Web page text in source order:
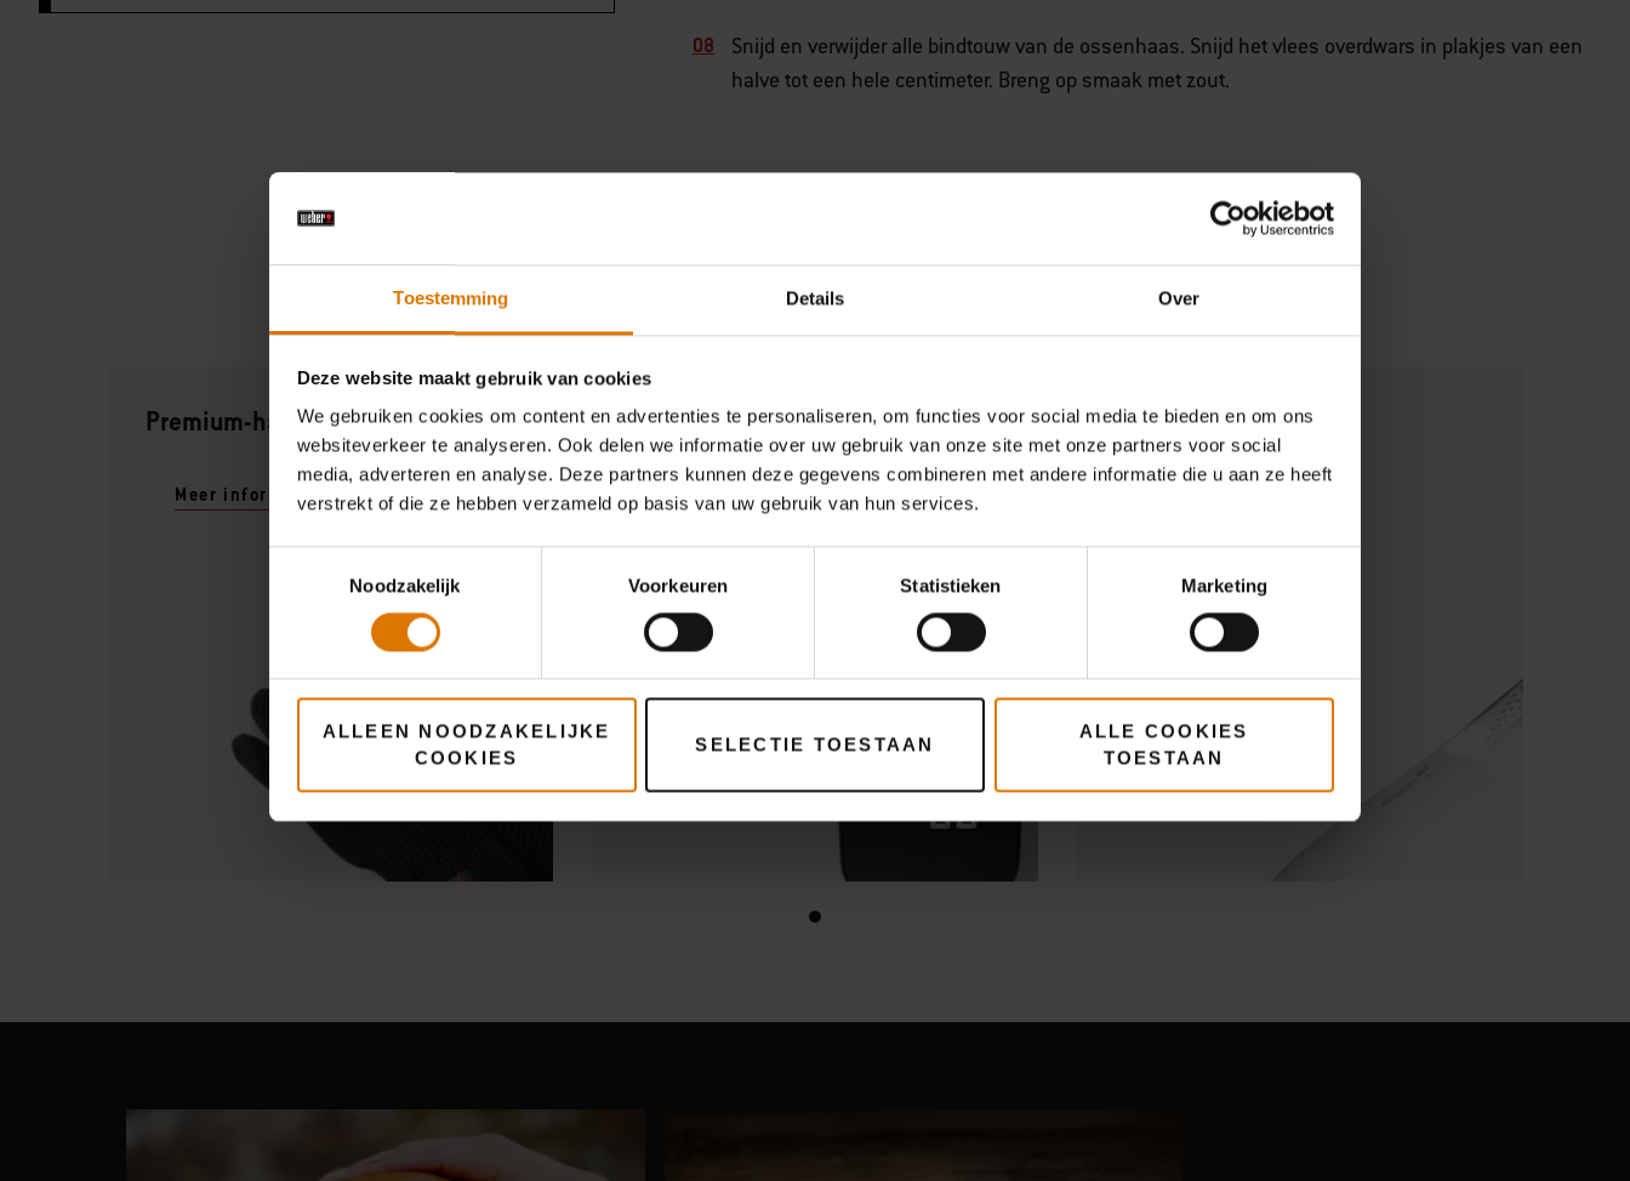
Toestemming Details Over
Deze website maakt gebruik van cookies
We gebruiken cookies om content en advertenties te personaliseren, om functies voor social media te bieden en om ons
websiteverkeer te analyseren. Ook delen we informatie over uw gebruik van onze site met onze partners voor social
media, adverteren en analyse. Deze partners kunnen deze gegevens combineren met andere informatie die u aan ze heeft
verstrekt of die ze hebben verzameld op basis van uw gebruik van hun services.
Noodzakelijk
Voorkeuren Statistieken Marketing
ALLEEN NOODZAKELIJKE
COOKIES
SELECTIE TOESTAAN
ALLE COOKIES
TOESTAAN
Snijd en verwijder alle bindtouw van de ossenhaas. Snijd het vlees overdwars in plakjes van een
halve tot een hele centimeter. Breng op smaak met zout.
Aanbevolen accessoires
Premium-handschoenen
Meer informatie
Weber Connect Smart Grilling
Hub
149,99 €
112,49 € incl. BTW
Meer informatie
Deluxe koksmes